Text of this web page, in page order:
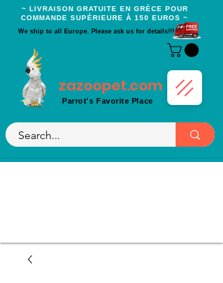
~ LIVRAISON GRATUITE EN GRÈCE POUR
COMMANDE SUPÉRIEURE À 150 EUROS ~
We ship to all Europe. Please ask us for details!!!
zazoopet.com
Parrot's Favorite Place